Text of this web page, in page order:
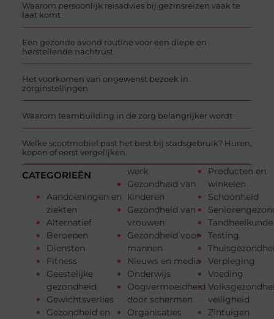
Waarom persoonlijk reisadvies bij gezinsreizen vaak te
laat komt
Een gezonde avond routine voor een diepe en
herstellende nachtrust
Het voorkomen van ongewenst bezoek in
zorginstellingen
Waarom teambuilding in de zorg belangrijker wordt
Welke scootmobiel past het best bij stadsgebruik? Huren,
kopen of eerst vergelijken
CATEGORIEËN
Aandoeningen en
ziekten
Alternatief
Beroepen
Diensten
Fitness
Geestelijke
gezondheid
Gewichtsverlies
Gezondheid en
werk
Gezondheid van
kinderen
Gezondheid van
vrouwen
Gezondheid voor
mannen
Nieuws en media
Onderwijs
Oogvermoeidheid
door schermen
Organisaties
Producten en
winkelen
Schoonheid
Tandheelkunde
Testing
Verpleging
Voeding
veiligheid
Zintuigen